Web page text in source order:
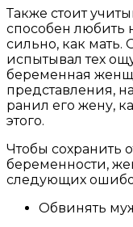
Также стоит
способен любить
сильно, как мать.
испытывал тех
беременная
представления,
ранил его жену,
этого.
Чтобы сохранить
беременности,
следующих
Обвинять